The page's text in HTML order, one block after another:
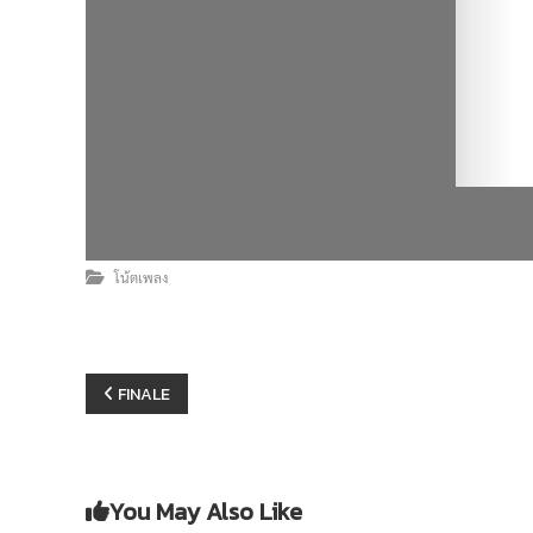
โน้ตเพลง
แ
ะ
FINALE
You May Also Like